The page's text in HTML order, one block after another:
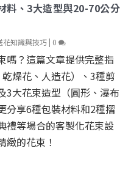
料、3大造型與20-70公分
花知識與技巧 | 0
嗎？這篇文章提供完整指
燥花、人造花）、3種剪
3大花束造型（圓形、瀑布
分享6種包裝材料和2種摺
禮等場合的客製化花束設
緻的花束！